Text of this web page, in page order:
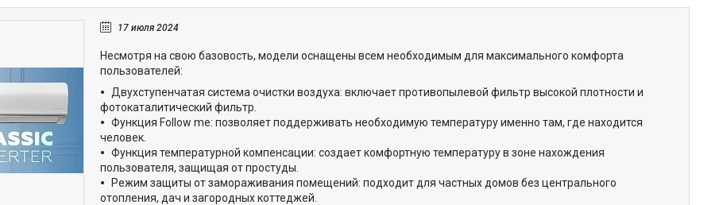
17 июля 2024
Несмотря на свою базовость, модели оснащены всем необходимым для максимального комфорта
пользователей:
Двухступенчатая система очистки воздуха: включает противопылевой фильтр высокой плотности и
фотокаталитический фильтр.
Функция Follow me: позволяет поддерживать необходимую температуру именно там, где находится
человек.
Функция температурной компенсации: создает комфортную температуру в зоне нахождения
пользователя, защищая от простуды.
Режим защиты от замораживания помещений: подходит для частных домов без центрального
отопления, дач и загородных коттеджей.